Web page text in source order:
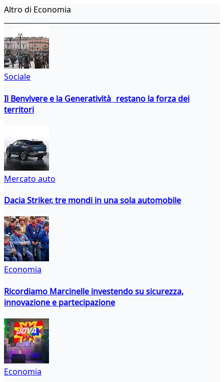
Altro di Economia
Sociale
Il Benvivere e la Generatività restano la forza dei
territori
Mercato auto
Dacia Striker, tre mondi in una sola automobile
Economia
Ricordiamo Marcinelle investendo su sicurezza,
innovazione e partecipazione
Economia